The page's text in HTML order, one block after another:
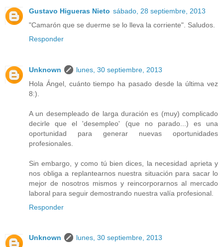
Gustavo Higueras Nieto sábado, 28 septiembre, 2013
"Camarón que se duerme se lo lleva la corriente". Saludos.
Responder
Unknown
lunes, 30 septiembre, 2013
Hola Ángel, cuánto tiempo ha pasado desde la última vez
8:).
A un desempleado de larga duración es (muy) complicado
decirle que el 'desempleo' (que no parado...) es una
oportunidad para generar nuevas oportunidades
profesionales.
Sin embargo, y como tú bien dices, la necesidad aprieta y
nos obliga a replantearnos nuestra situación para sacar lo
mejor de nosotros mismos y reincorporarnos al mercado
laboral para seguir demostrando nuestra valía profesional.
Responder
Unknown
lunes, 30 septiembre, 2013